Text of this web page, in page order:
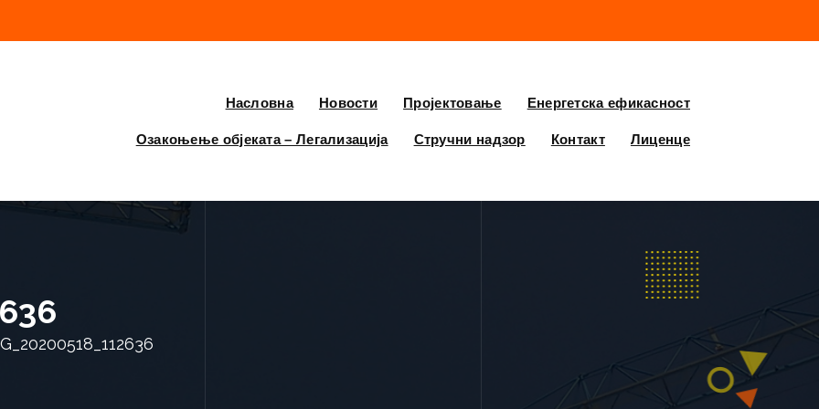
Насловна Новости Пројектовање Енергетска ефикасност
Озакоњење објеката – Легализација Стручни надзор Контакт Лиценце